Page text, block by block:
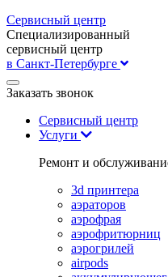
Сервисный центр
Специализированный
сервисный центр
в Санкт-Петербурге
Заказать звонок
Сервисный центр
Услуги
Ремонт и
3d принтера
аэраторов
аэрофрая
аэрофритюрниц
аэрогрилей
airpods